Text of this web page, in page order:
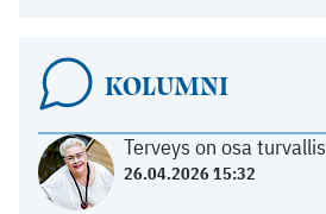
KOLUMNI
Terveys on osa
26.04.2026 15:32